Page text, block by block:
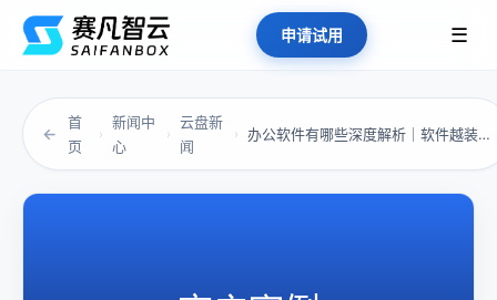
申请试用 ☰
←
首
页
›
新闻中
心
›
云盘新
闻
› 办公软件有哪些深度解析｜软件越装越多、协作越...